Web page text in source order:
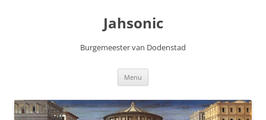
Jahsonic
Burgemeester van Dodenstad
Menu